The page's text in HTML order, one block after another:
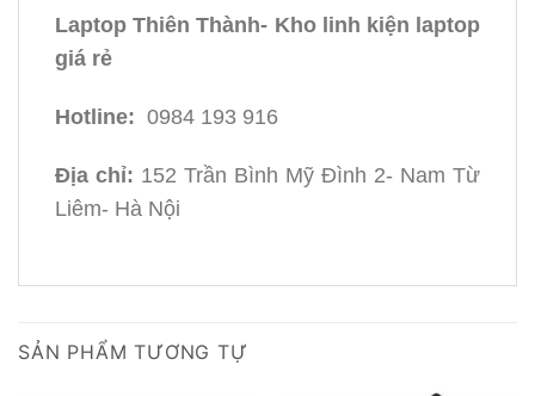
Laptop Thiên Thành- Kho linh kiện laptop
giá rẻ
Hotline: 0984 193 916
Địa chỉ: 152 Trần Bình Mỹ Đình 2- Nam Từ
Liêm- Hà Nội
SẢN PHẨM TƯƠNG TỰ